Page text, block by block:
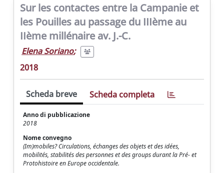
Sur les contactes entre la Campanie et
les Pouilles au passage du IIIème au
IIème millénaire av. J.-C.
Elena Soriano;
2018
Scheda breve Scheda completa
Anno di pubblicazione
2018
Nome convegno
(Im)mobiles? Circulations, échanges des objets et des idées,
mobilités, stabilités des personnes et des groups durant la Pré- et
Protohistoire en Europe occidentale.